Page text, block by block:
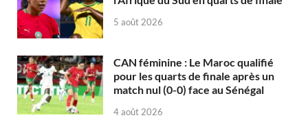
5 août 2026
CAN féminine : Le Maroc qualifié
pour les quarts de finale après un
match nul (0-0) face au Sénégal
4 août 2026